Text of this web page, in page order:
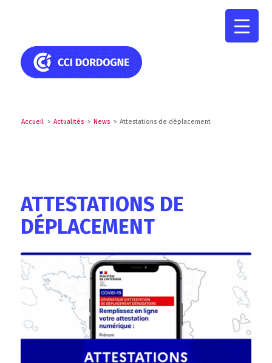
Accueil > Actualités > News > Attestations de déplacement
ATTESTATIONS DE
DÉPLACEMENT